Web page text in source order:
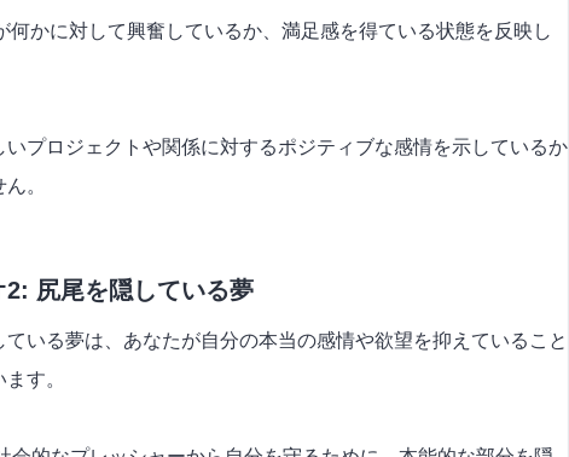
何かに対して興奮しているか、満足感を得ている状態を反映し
いプロジェクトや関係に対するポジティブな感情を示しているか
。
2: 尻尾を隠している夢
ている夢は、あなたが自分の本当の感情や欲望を抑えていること
す。